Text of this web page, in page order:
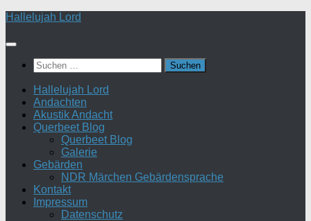
Zum
springen
Hallelujah Lord
Suchen
nach:
Hallelujah Lord
Andachten
Akustik Andacht
Querbeet Blog
Querbeet Blog
Galerie
Gebärden
NDR Märchen Gebärdensprache
Kontakt
Impressum
Datenschutz